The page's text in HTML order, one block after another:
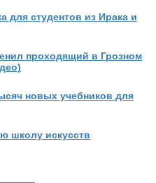
для студентов из Ирака и
проходящий в Грозном
новых учебников для
школу искусств